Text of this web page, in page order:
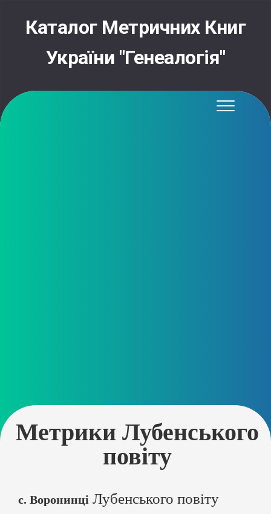
contentКаталог Метричних Книг
України "Генеалогія"
Метрики Лубенського
повіту
с. Воронинці Лубенського повіту